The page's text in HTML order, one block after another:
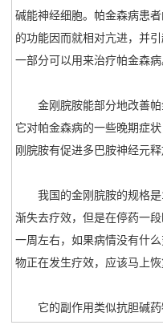
碱能神经细胞。帕金森病患
的功能因而就相对亢进，并
一部分可以用来治疗帕金森
金刚脘胺能部分地改善帕
它对帕金森病的一些晚期症
刚脘胺有促进多巴胺神经元
我国的金刚脘胺的规格是
渐失去疗效，但是在停药一
一周左右，如果病情没有什
物正在发生疗效，应该马上恢
它的副作用类似抗胆碱药